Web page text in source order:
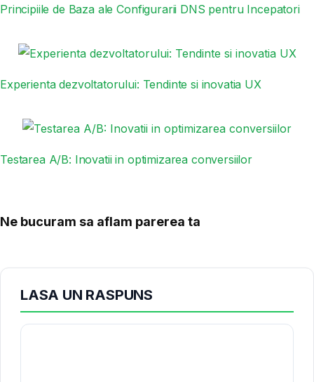
Principiile de Baza ale Configurarii DNS pentru Incepatori
Experienta dezvoltatorului: Tendinte si inovatia UX
Testarea A/B: Inovatii in optimizarea conversiilor
Ne bucuram sa aflam parerea ta
LASA UN RASPUNS